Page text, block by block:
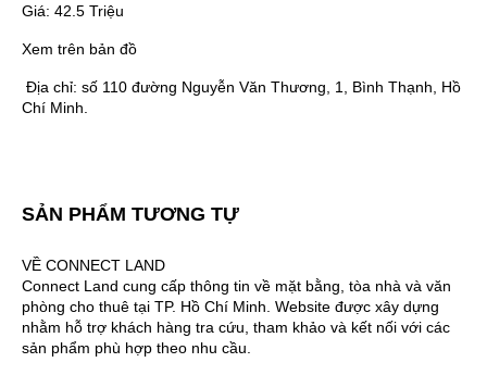
Giá: 42.5 Triệu
Xem trên bản đồ
Địa chỉ: số 110 đường Nguyễn Văn Thương, 1, Bình Thạnh, Hồ
Chí Minh.
SẢN PHẨM TƯƠNG TỰ
VỀ CONNECT LAND
Connect Land cung cấp thông tin về mặt bằng, tòa nhà và văn
phòng cho thuê tại TP. Hồ Chí Minh. Website được xây dựng
nhằm hỗ trợ khách hàng tra cứu, tham khảo và kết nối với các
sản phẩm phù hợp theo nhu cầu.